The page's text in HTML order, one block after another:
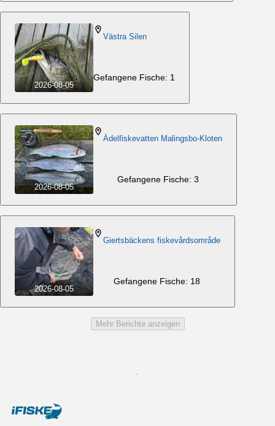
2026-08-05
Västra Silen
Gefangene Fische: 1
2026-08-05
Ädelfiskevatten Malingsbo-Kloten
Gefangene Fische: 3
2026-08-05
Giertsbäckens fiskevårdsområde
Gefangene Fische: 18
Mehr Berichte anzeigen